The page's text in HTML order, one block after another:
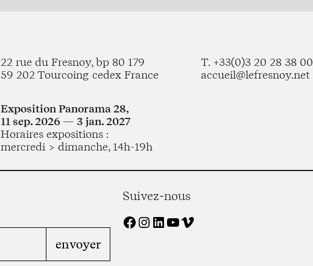
22 rue du Fresnoy, bp 80 179
59 202 Tourcoing cedex France
T. +33(0)3 20 28 38 00
accueil@lefresnoy.net
Exposition Panorama 28,
11 sep. 2026 — 3 jan. 2027
Horaires expositions :
mercredi > dimanche, 14h-19h
Suivez-nous
Facebook Instagram LinkedIn YouTube Vimeo